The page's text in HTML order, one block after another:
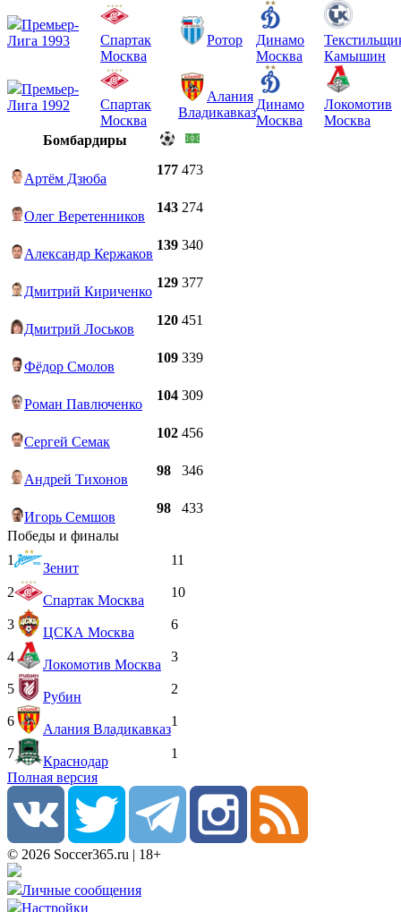
Премьер-
Лига 1993
Спартак
Москва
Ротор
Динамо
Москва
Камышин
Премьер-
Лига 1992
Спартак
Москва
Алания
Владикавказ
Динамо
Москва
Локомотив
Москва
Бомбардиры
Артём Дзюба
177 473
Олег Веретенников
143 274
Александр Кержаков
139 340
Дмитрий Кириченко
129 377
Дмитрий Лоськов
120 451
Фёдор Смолов
109 339
Роман Павлюченко
104 309
Сергей Семак
102 456
Андрей Тихонов
98 346
Игорь Семшов
98
433
Победы и финалы
1
Зенит
11
2
Спартак Москва
10
3
ЦСКА Москва
6
4
Локомотив Москва
3
5
Рубин
2
6
Алания Владикавказ
1
7
Краснодар
1
Полная версия
© 2026 Soccer365.ru | 18+
Личные сообщения
Настройки